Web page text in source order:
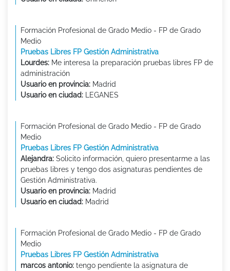
Formación Profesional de Grado Medio - FP de Grado
Medio
Pruebas Libres FP Gestión Administrativa
Lourdes: Me interesa la preparación pruebas libres FP de
administración
Usuario en provincia: Madrid
Usuario en ciudad: LEGANES
Formación Profesional de Grado Medio - FP de Grado
Medio
Pruebas Libres FP Gestión Administrativa
Alejandra: Solicito información, quiero presentarme a las
pruebas libres y tengo dos asignaturas pendientes de
Gestión Administrativa.
Usuario en provincia: Madrid
Usuario en ciudad: Madrid
Formación Profesional de Grado Medio - FP de Grado
Medio
Pruebas Libres FP Gestión Administrativa
marcos antonio: tengo pendiente la asignatura de